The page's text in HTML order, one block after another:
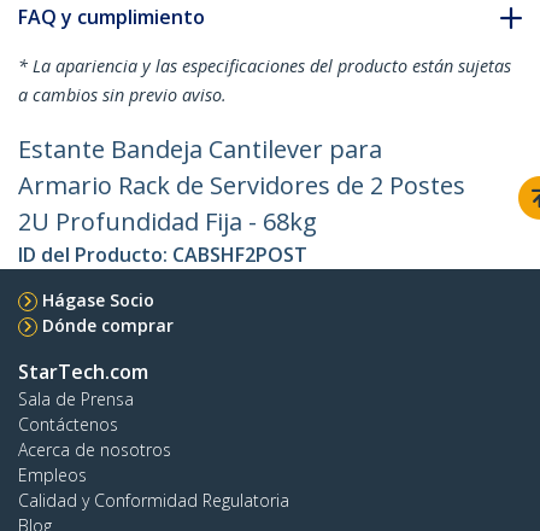
FAQ y cumplimiento
* La apariencia y las especificaciones del producto están sujetas
a cambios sin previo aviso.
Estante Bandeja Cantilever para
Armario Rack de Servidores de 2 Postes
2U Profundidad Fija - 68kg
ID del Producto: CABSHF2POST
Hágase Socio
Dónde comprar
StarTech.com
Sala de Prensa
Contáctenos
Acerca de nosotros
Empleos
Calidad y Conformidad Regulatoria
Blog